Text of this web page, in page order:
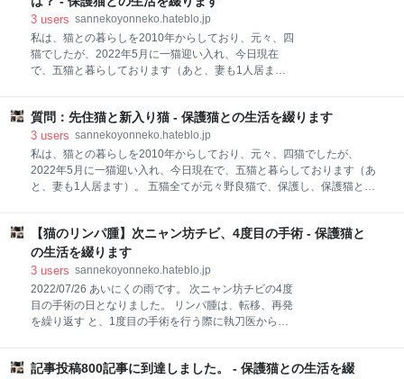
ニャン坊さんた 三ニャン坊さんた_20230423現在 さ
んたとの出会いについては以下でご覧いただけます。
sannekoyonneko.hateblo.jp 四ニャン坊たかんぼ 四ニ
ャン坊たかんぼ_20230423現在 たかんぼとの出会いに
ン娘みゃあ_2023042
3 users sannekoyonneko.hateblo.jp
私は、猫との暮らしを2010年からしており、元々、四
猫でしたが、2022年5月に一猫迎い入れ、今日現在
で、五猫と暮らしております（あと、妻も1人居ま
上している私が知り得た事や経験した事等を日々更新
しております。 質問：高齢猫がガツガツ食べる猫のご
飯、キャットフードは？ 質問：高齢猫がガツガツ食べ
る猫のご飯、キャットフードは？ 愛猫がここのとこ
ろ、キャットフードの食いつきが良くなくて、食欲不
患っているという事はないのですが、ドライフード、
ウェットフード共に食いつきが良くないのです。 返
答：猫のご飯、キャットフードの探究に終わりは無い
のかも知れません。 特に病気を患っているわけでは無
い愛猫が、
質問：先住猫と新入り猫 - 保護猫との生活を綴ります
3 users sannekoyonneko.hateblo.jp
私は、猫との暮らしを2010年からしており、元々、四猫でしたが、
2022年5月に一猫迎い入れ、今日現在で、五猫と暮らしております（あ
と、妻も1人居ます）。 五猫全てが元々野良猫で、保護し、保護猫とし
り猫 質問：先住猫と新入り猫 先住猫が、新入り猫にすぐ手を出します。
女の子同士です。 新入り猫が喧嘩を嫌がっていて、先住猫がどんどん自
分から喧嘩を仕掛けに行っている状態です。 これは叱った方がいいので
しょうか…？ それとも、そっとしておいた方がいいのでしょうか…？ 先
住猫優先で可愛がるようにしているのですが、嫉妬とかないようにも頑
張っているのですが、 何故こんなに新入り猫に手を出すのでしょうか？
【猫のリンパ腫】次ニャン坊チビ、4度目の手術 - 保護猫と
の生活を綴ります
3 users sannekoyonneko.hateblo.jp
2022/07/26 あいにくの雨です。 次ニャン坊チビの4度
目の手術の日となりました。 リンパ腫は、転移、再発
を繰り返す と、1度目の手術を行う際に執刀医から説
8月の事でした。 sannekoyonneko.hateblo.jp その
記事投稿800記事に到達しました。 - 保護猫との生活を綴